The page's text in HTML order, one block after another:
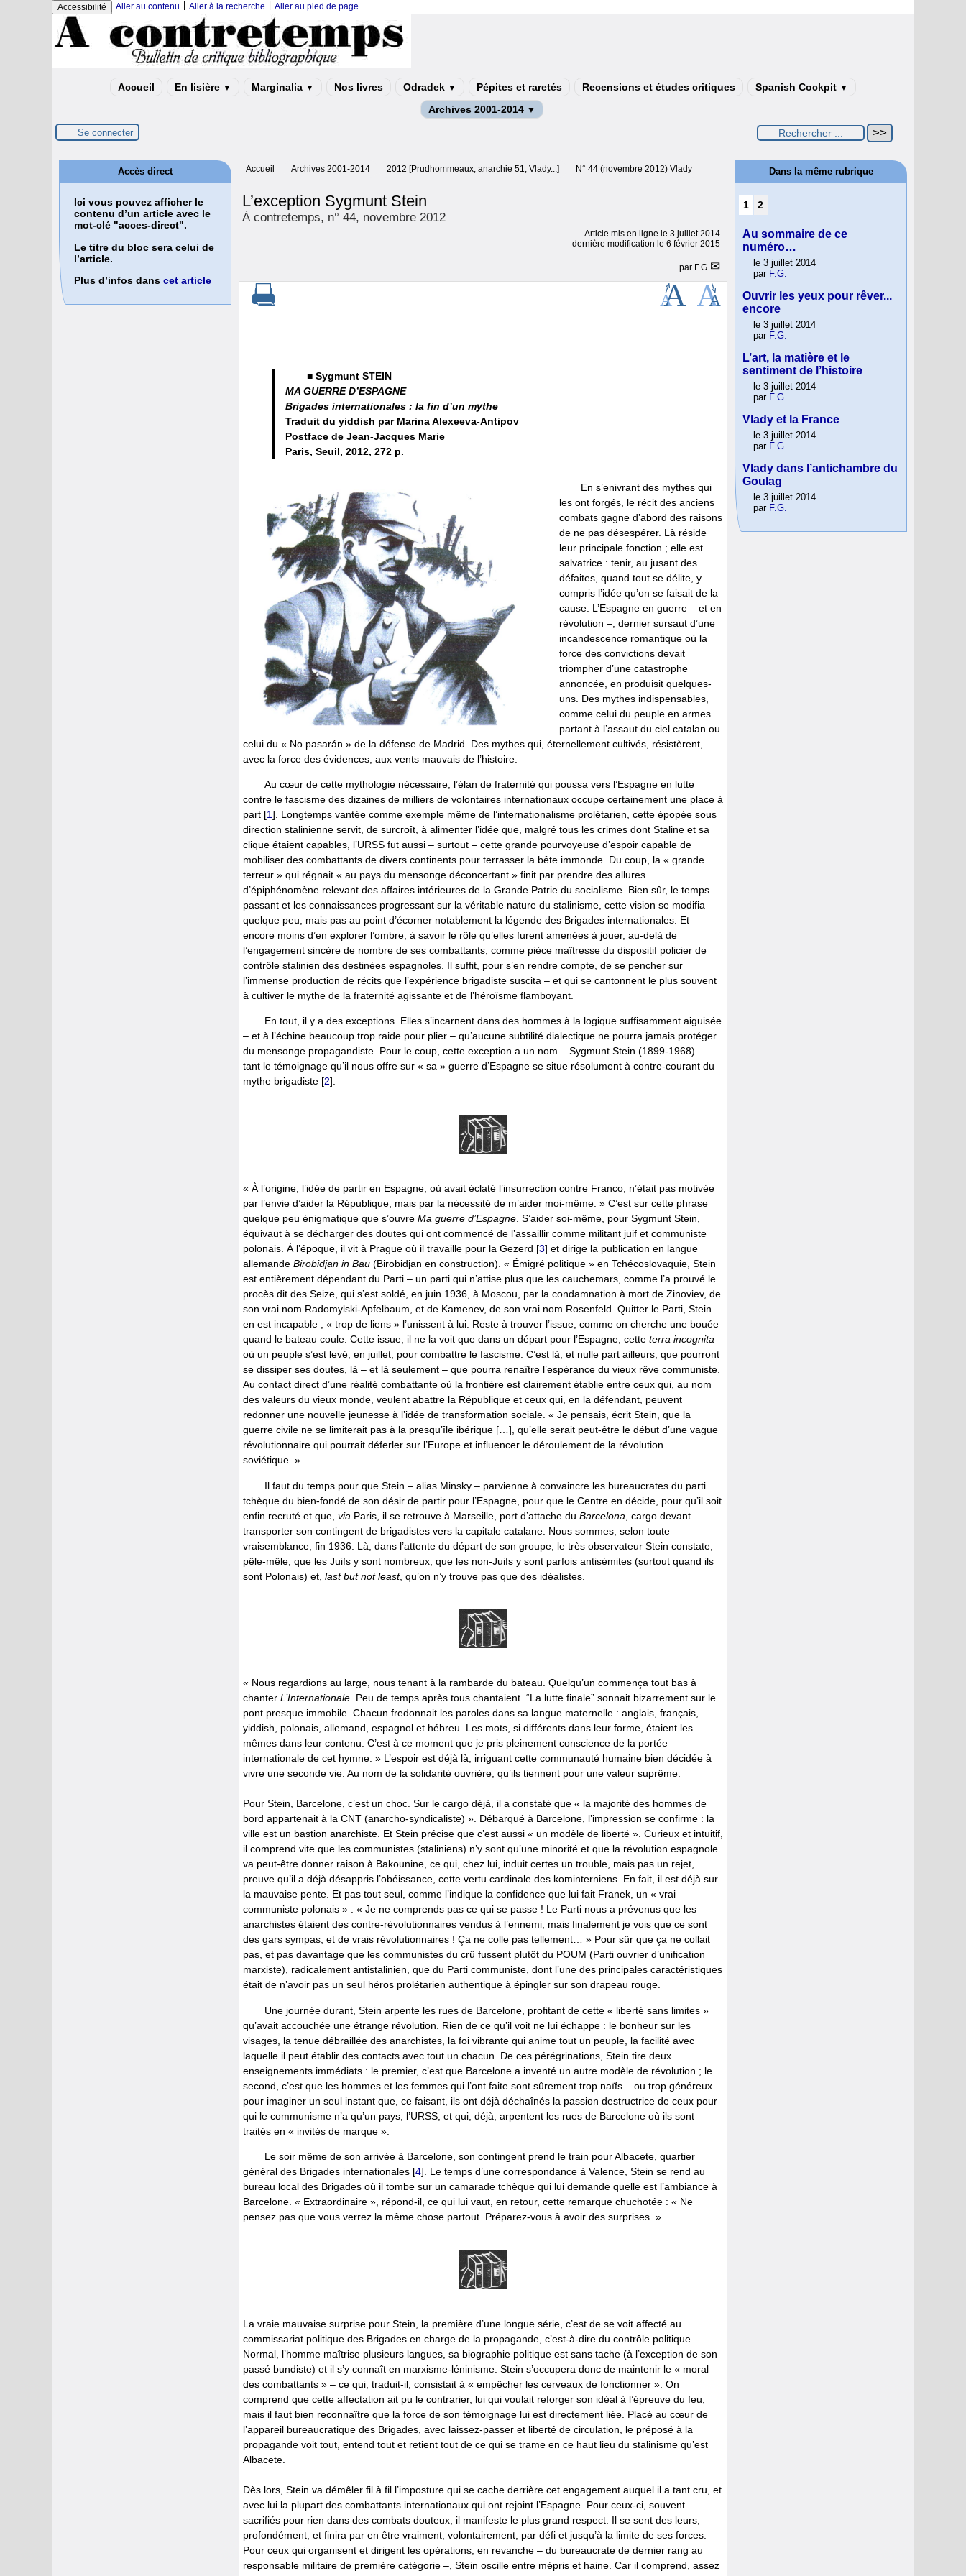
Accessibilité Aller au contenu Aller à la recherche Aller au pied de page
Accueil En lisière ▼ Marginalia ▼ Nos livres Odradek ▼ Pépites et raretés Recensions et études critiques Spanish Cockpit ▼
Archives 2001-2014 ▼
Se connecter
Accueil Archives 2001-2014 2012 [Prudhommeaux, anarchie 51, Vlady...] N° 44 (novembre 2012) Vlady
L’exception Sygmunt Stein
À contretemps, n° 44, novembre 2012
Article mis en ligne le 3 juillet 2014
dernière modification le 6 février 2015
par F.G.
■ Sygmunt STEIN
MA GUERRE D’ESPAGNE
Brigades internationales : la fin d’un mythe
Traduit du yiddish par Marina Alexeeva-Antipov
Postface de Jean-Jacques Marie
Paris, Seuil, 2012, 272 p.
En s’enivrant des mythes qui
les ont forgés, le récit des anciens
combats gagne d’abord des raisons
de ne pas désespérer. Là réside
leur principale fonction ; elle est
salvatrice : tenir, au jusant des
défaites, quand tout se délite, y
compris l’idée qu’on se faisait de la
cause. L’Espagne en guerre – et en
révolution –, dernier sursaut d’une
incandescence romantique où la
force des convictions devait
triompher d’une catastrophe
annoncée, en produisit quelques-
uns. Des mythes indispensables,
comme celui du peuple en armes
partant à l’assaut du ciel catalan ou
celui du « No pasarán » de la défense de Madrid. Des mythes qui, éternellement cultivés, résistèrent,
avec la force des évidences, aux vents mauvais de l’histoire.
Au cœur de cette mythologie nécessaire, l’élan de fraternité qui poussa vers l’Espagne en lutte
contre le fascisme des dizaines de milliers de volontaires internationaux occupe certainement une place à
part [1] . Longtemps vantée comme exemple même de l’internationalisme prolétarien, cette épopée sous
direction stalinienne servit, de surcroît, à alimenter l’idée que, malgré tous les crimes dont Staline et sa
clique étaient capables, l’URSS fut aussi – surtout – cette grande pourvoyeuse d’espoir capable de
mobiliser des combattants de divers continents pour terrasser la bête immonde. Du coup, la « grande
terreur » qui régnait « au pays du mensonge déconcertant » finit par prendre des allures
d’épiphénomène relevant des affaires intérieures de la Grande Patrie du socialisme. Bien sûr, le temps
passant et les connaissances progressant sur la véritable nature du stalinisme, cette vision se modifia
quelque peu, mais pas au point d’écorner notablement la légende des Brigades internationales. Et
encore moins d’en explorer l’ombre, à savoir le rôle qu’elles furent amenées à jouer, au-delà de
l’engagement sincère de nombre de ses combattants, comme pièce maîtresse du dispositif policier de
contrôle stalinien des destinées espagnoles. Il suffit, pour s’en rendre compte, de se pencher sur
l’immense production de récits que l’expérience brigadiste suscita – et qui se cantonnent le plus souvent
à cultiver le mythe de la fraternité agissante et de l’héroïsme flamboyant.
En tout, il y a des exceptions. Elles s’incarnent dans des hommes à la logique suffisamment aiguisée
– et à l’échine beaucoup trop raide pour plier – qu’aucune subtilité dialectique ne pourra jamais protéger
du mensonge propagandiste. Pour le coup, cette exception a un nom – Sygmunt Stein (1899-1968) –
tant le témoignage qu’il nous offre sur « sa » guerre d’Espagne se situe résolument à contre-courant du
mythe brigadiste [2].
« À l’origine, l’idée de partir en Espagne, où avait éclaté l’insurrection contre Franco, n’était pas motivée
par l’envie d’aider la République, mais par la nécessité de m’aider moi-même. » C’est sur cette phrase
quelque peu énigmatique que s’ouvre Ma guerre d’Espagne . S’aider soi-même, pour Sygmunt Stein,
équivaut à se décharger des doutes qui ont commencé de l’assaillir comme militant juif et communiste
polonais. À l’époque, il vit à Prague où il travaille pour la Gezerd [3] et dirige la publication en langue
allemande Birobidjan in Bau (Birobidjan en construction). « Émigré politique » en Tchécoslovaquie, Stein
est entièrement dépendant du Parti – un parti qui n’attise plus que les cauchemars, comme l’a prouvé le
procès dit des Seize, qui s’est soldé, en juin 1936, à Moscou, par la condamnation à mort de Zinoviev, de
son vrai nom Radomylski-Apfelbaum, et de Kamenev, de son vrai nom Rosenfeld. Quitter le Parti, Stein
en est incapable ; « trop de liens » l’unissent à lui. Reste à trouver l’issue, comme on cherche une bouée
quand le bateau coule. Cette issue, il ne la voit que dans un départ pour l’Espagne, cette terra incognita
où un peuple s’est levé, en juillet, pour combattre le fascisme. C’est là, et nulle part ailleurs, que pourront
se dissiper ses doutes, là – et là seulement – que pourra renaître l’espérance du vieux rêve communiste.
Au contact direct d’une réalité combattante où la frontière est clairement établie entre ceux qui, au nom
des valeurs du vieux monde, veulent abattre la République et ceux qui, en la défendant, peuvent
redonner une nouvelle jeunesse à l’idée de transformation sociale. « Je pensais, écrit Stein, que la
guerre civile ne se limiterait pas à la presqu’île ibérique […], qu’elle serait peut-être le début d’une vague
révolutionnaire qui pourrait déferler sur l’Europe et influencer le déroulement de la révolution
soviétique. »
Il faut du temps pour que Stein – alias Minsky – parvienne à convaincre les bureaucrates du parti
tchèque du bien-fondé de son désir de partir pour l’Espagne, pour que le Centre en décide, pour qu’il soit
enfin recruté et que, via Paris, il se retrouve à Marseille, port d’attache du Barcelona , cargo devant
transporter son contingent de brigadistes vers la capitale catalane. Nous sommes, selon toute
vraisemblance, fin 1936. Là, dans l’attente du départ de son groupe, le très observateur Stein constate,
pêle-mêle, que les Juifs y sont nombreux, que les non-Juifs y sont parfois antisémites (surtout quand ils
sont Polonais) et, last but not least, qu’on n’y trouve pas que des idéalistes.
« Nous regardions au large, nous tenant à la rambarde du bateau. Quelqu’un commença tout bas à
chanter L’Internationale. Peu de temps après tous chantaient. “La lutte finale” sonnait bizarrement sur le
pont presque immobile. Chacun fredonnait les paroles dans sa langue maternelle : anglais, français,
yiddish, polonais, allemand, espagnol et hébreu. Les mots, si différents dans leur forme, étaient les
mêmes dans leur contenu. C’est à ce moment que je pris pleinement conscience de la portée
internationale de cet hymne. » L’espoir est déjà là, irriguant cette communauté humaine bien décidée à
vivre une seconde vie. Au nom de la solidarité ouvrière, qu’ils tiennent pour une valeur suprême.
Pour Stein, Barcelone, c’est un choc. Sur le cargo déjà, il a constaté que « la majorité des hommes de
bord appartenait à la CNT (anarcho-syndicaliste) ». Débarqué à Barcelone, l’impression se confirme : la
ville est un bastion anarchiste. Et Stein précise que c’est aussi « un modèle de liberté ». Curieux et intuitif,
il comprend vite que les communistes (staliniens) n’y sont qu’une minorité et que la révolution espagnole
va peut-être donner raison à Bakounine, ce qui, chez lui, induit certes un trouble, mais pas un rejet,
preuve qu’il a déjà désappris l’obéissance, cette vertu cardinale des kominterniens. En fait, il est déjà sur
la mauvaise pente. Et pas tout seul, comme l’indique la confidence que lui fait Franek, un « vrai
communiste polonais » : « Je ne comprends pas ce qui se passe ! Le Parti nous a prévenus que les
anarchistes étaient des contre-révolutionnaires vendus à l’ennemi, mais finalement je vois que ce sont
des gars sympas, et de vrais révolutionnaires ! Ça ne colle pas tellement… » Pour sûr que ça ne collait
pas, et pas davantage que les communistes du crû fussent plutôt du POUM (Parti ouvrier d’unification
marxiste), radicalement antistalinien, que du Parti communiste, dont l’une des principales caractéristiques
était de n’avoir pas un seul héros prolétarien authentique à épingler sur son drapeau rouge.
Une journée durant, Stein arpente les rues de Barcelone, profitant de cette « liberté sans limites »
qu’avait accouchée une étrange révolution. Rien de ce qu’il voit ne lui échappe : le bonheur sur les
visages, la tenue débraillée des anarchistes, la foi vibrante qui anime tout un peuple, la facilité avec
laquelle il peut établir des contacts avec tout un chacun. De ces pérégrinations, Stein tire deux
enseignements immédiats : le premier, c’est que Barcelone a inventé un autre modèle de révolution ; le
second, c’est que les hommes et les femmes qui l’ont faite sont sûrement trop naïfs – ou trop généreux –
pour imaginer un seul instant que, ce faisant, ils ont déjà déchaînés la passion destructrice de ceux pour
qui le communisme n’a qu’un pays, l’URSS, et qui, déjà, arpentent les rues de Barcelone où ils sont
traités en « invités de marque ».
Le soir même de son arrivée à Barcelone, son contingent prend le train pour Albacete, quartier
général des Brigades internationales [4] . Le temps d’une correspondance à Valence, Stein se rend au
bureau local des Brigades où il tombe sur un camarade tchèque qui lui demande quelle est l’ambiance à
Barcelone. « Extraordinaire », répond-il, ce qui lui vaut, en retour, cette remarque chuchotée : « Ne
pensez pas que vous verrez la même chose partout. Préparez-vous à avoir des surprises. »
La vraie mauvaise surprise pour Stein, la première d’une longue série, c’est de se voit affecté au
commissariat politique des Brigades en charge de la propagande, c’est-à-dire du contrôle politique.
Normal, l’homme maîtrise plusieurs langues, sa biographie politique est sans tache (à l’exception de son
passé bundiste) et il s’y connaît en marxisme-léninisme. Stein s’occupera donc de maintenir le « moral
des combattants » – ce qui, traduit-il, consistait à « empêcher les cerveaux de fonctionner ». On
comprend que cette affectation ait pu le contrarier, lui qui voulait reforger son idéal à l’épreuve du feu,
mais il faut bien reconnaître que la force de son témoignage lui est directement liée. Placé au cœur de
l’appareil bureaucratique des Brigades, avec laissez-passer et liberté de circulation, le préposé à la
propagande voit tout, entend tout et retient tout de ce qui se trame en ce haut lieu du stalinisme qu’est
Albacete.
Dès lors, Stein va démêler fil à fil l’imposture qui se cache derrière cet engagement auquel il a tant cru, et
avec lui la plupart des combattants internationaux qui ont rejoint l’Espagne. Pour ceux-ci, souvent
sacrifiés pour rien dans des combats douteux, il manifeste le plus grand respect. Il se sent des leurs,
profondément, et finira par en être vraiment, volontairement, par défi et jusqu’à la limite de ses forces.
Pour ceux qui organisent et dirigent les opérations, en revanche – du bureaucrate de dernier rang au
responsable militaire de première catégorie –, Stein oscille entre mépris et haine. Car il comprend, assez
Accès direct
Ici vous pouvez afficher le
contenu d’un article avec le
mot-clé "acces-direct".
Le titre du bloc sera celui de
l’article.
Plus d’infos dans cet article
Dans la même rubrique
1 2
Au sommaire de ce
numéro…
le 3 juillet 2014
par F.G.
Ouvrir les yeux pour rêver...
encore
le 3 juillet 2014
par F.G.
L’art, la matière et le
sentiment de l’histoire
le 3 juillet 2014
par F.G.
Vlady et la France
le 3 juillet 2014
par F.G.
Vlady dans l’antichambre du
Goulag
le 3 juillet 2014
par F.G.